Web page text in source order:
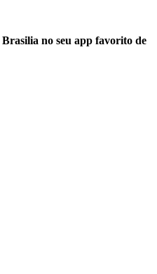
no seu app favorito de